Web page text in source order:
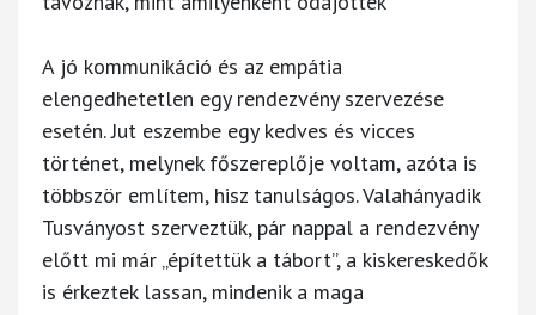
A jó kommunikáció és az empátia
elengedhetetlen egy rendezvény szervezése
esetén. Jut eszembe egy kedves és vicces
történet, melynek főszereplője voltam, azóta is
többször említem, hisz tanulságos. Valahányadik
Tusványost szerveztük, pár nappal a rendezvény
előtt mi már „építettük a tábort”, a kiskereskedők
is érkeztek lassan, mindenik a maga